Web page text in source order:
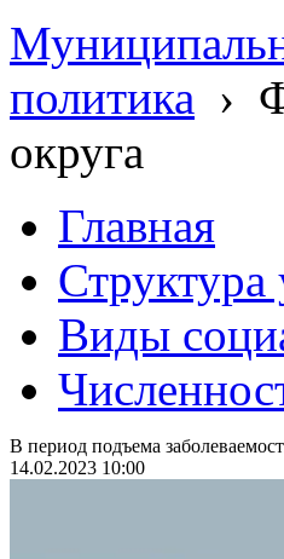
политика ›
округа
Главная
Виды
В период подъема
14.02.2023 10:00